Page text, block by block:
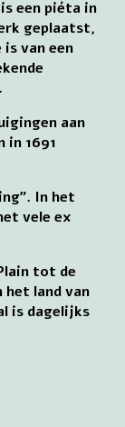
een piéta in
geplaatst,
is van een
aan
in 1691
In het
vele ex
tot de
land van
is dagelijks